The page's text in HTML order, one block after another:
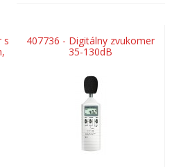
s
407736 - Digitálny zvukomer
35-130dB